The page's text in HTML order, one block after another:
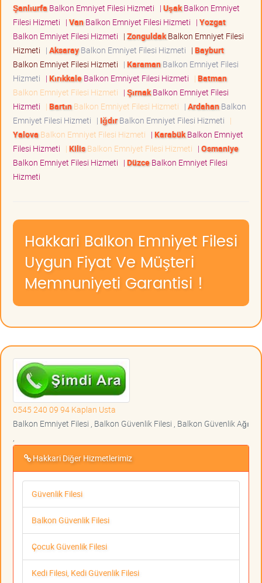
Şanlıurfa Balkon Emniyet Filesi Hizmeti | UşakBalkon Emniyet
Filesi Hizmeti | VanBalkon Emniyet Filesi Hizmeti | Yozgat
Balkon Emniyet Filesi Hizmeti | ZonguldakBalkon Emniyet Filesi
Hizmeti | AksarayBalkon Emniyet Filesi Hizmeti | Bayburt
Balkon Emniyet Filesi Hizmeti | KaramanBalkon Emniyet Filesi
Hizmeti | KırıkkaleBalkon Emniyet Filesi Hizmeti | Batman
Balkon Emniyet Filesi Hizmeti | ŞırnakBalkon Emniyet Filesi
Hizmeti | BartınBalkon Emniyet Filesi Hizmeti | ArdahanBalkon
Emniyet Filesi Hizmeti | IğdırBalkon Emniyet Filesi Hizmeti |
Yalova Balkon Emniyet Filesi Hizmeti | KarabükBalkon Emniyet
Filesi Hizmeti | KilisBalkon Emniyet Filesi Hizmeti | Osmaniye
Balkon Emniyet Filesi Hizmeti | DüzceBalkon Emniyet Filesi
Hizmeti
Hakkari Balkon Emniyet Filesi
Uygun Fiyat Ve Müşteri
Memnuniyeti Garantisi !
0545 240 09 94 Kaplan Usta
Balkon Emniyet Filesi , Balkon Güvenlik Filesi , Balkon Güvenlik Ağı
,
Hakkari Diğer Hizmetlerimiz
Güvenlik Filesi
Balkon Güvenlik Filesi
Çocuk Güvenlik Filesi
Kedi Filesi, Kedi Güvenlik Filesi